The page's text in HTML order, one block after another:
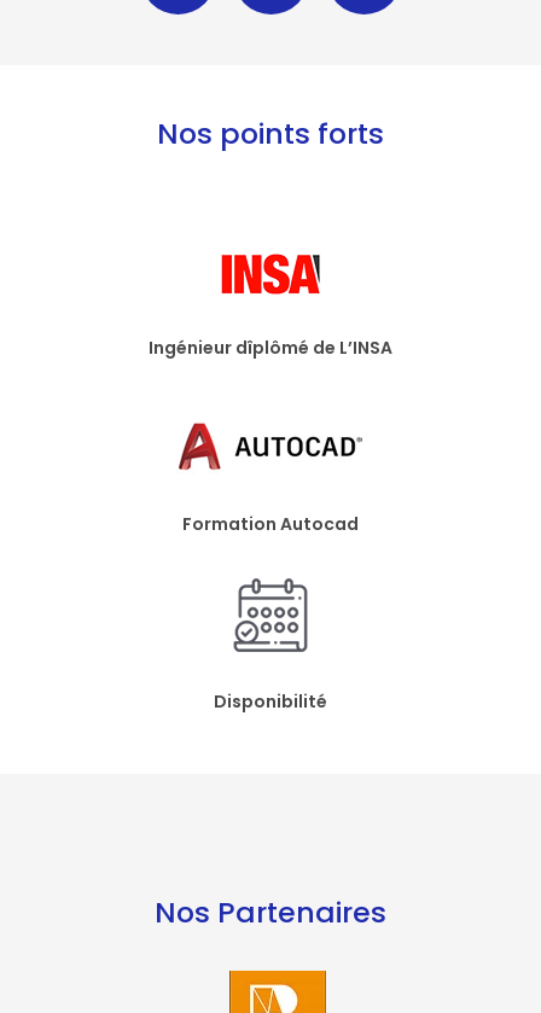
Nos points forts
Ingénieur dîplômé de L’INSA
Formation Autocad
Disponibilité
Nos Partenaires